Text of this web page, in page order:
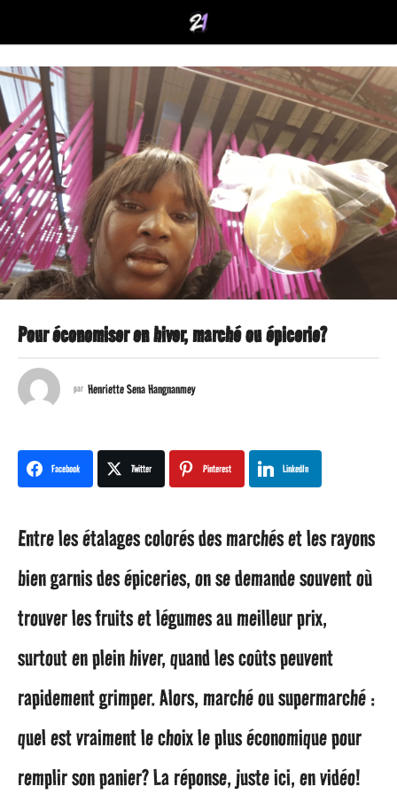
6
m
i
a
g
o
6
m
o
i
Pour économiser en hiver, marché ou épicerie?
par Henriette Sena Hangnanmey
Facebook Twitter Pinterest LinkedIn
Entre les étalages colorés des marchés et les rayons
bien garnis des épiceries, on se demande souvent où
trouver les fruits et légumes au meilleur prix,
surtout en plein hiver, quand les coûts peuvent
rapidement grimper. Alors, marché ou supermarché :
quel est vraiment le choix le plus économique pour
remplir son panier? La réponse, juste ici, en vidéo!